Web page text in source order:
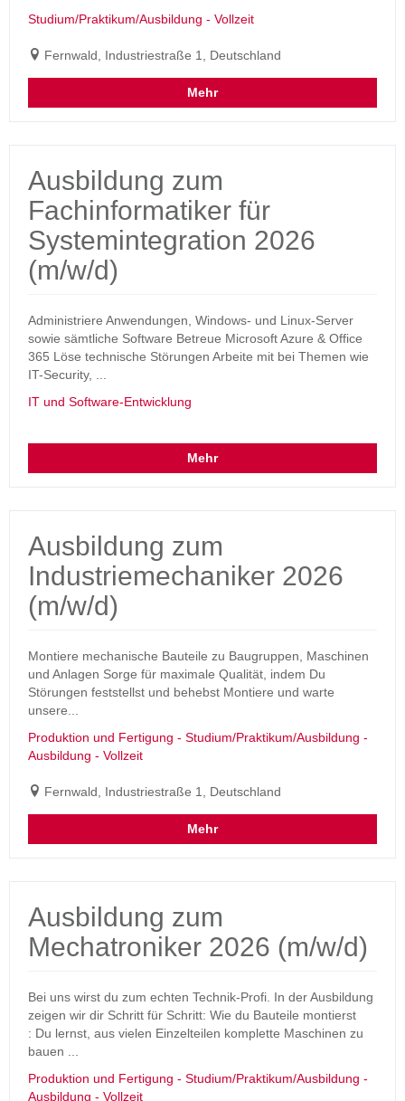
Studium/Praktikum/Ausbildung - Vollzeit
Fernwald, Industriestraße 1, Deutschland
Mehr
Ausbildung zum
Fachinformatiker für
Systemintegration 2026
(m/w/d)
Administriere Anwendungen, Windows- und Linux-Server
sowie sämtliche Software Betreue Microsoft Azure & Office
365 Löse technische Störungen Arbeite mit bei Themen wie
IT-Security, ...
IT und Software-Entwicklung
Mehr
Ausbildung zum
Industriemechaniker 2026
(m/w/d)
Montiere mechanische Bauteile zu Baugruppen, Maschinen
und Anlagen Sorge für maximale Qualität, indem Du
Störungen feststellst und behebst Montiere und warte
unsere...
Produktion und Fertigung - Studium/Praktikum/Ausbildung -
Ausbildung - Vollzeit
Fernwald, Industriestraße 1, Deutschland
Mehr
Ausbildung zum
Mechatroniker 2026 (m/w/d)
Bei uns wirst du zum echten Technik-Profi. In der Ausbildung
zeigen wir dir Schritt für Schritt: Wie du Bauteile montierst
: Du lernst, aus vielen Einzelteilen komplette Maschinen zu
bauen ...
Produktion und Fertigung - Studium/Praktikum/Ausbildung -
Ausbildung - Vollzeit